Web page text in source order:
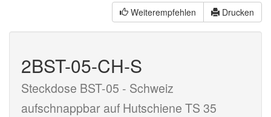
Weiterempfehlen
Drucken
2BST-05-CH-S
Steckdose BST-05 - Schweiz
aufschnappbar auf Hutschiene TS 35